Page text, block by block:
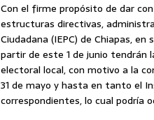
Con el firme propósito de dar
estructuras directivas,
Ciudadana (IEPC) de Chiapas,
partir de este 1 de junio tendrán
electoral local, con motivo a la
31 de mayo y hasta en tanto el
correspondientes, lo cual podría